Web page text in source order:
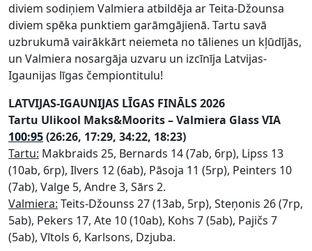
diviem sodiņiem Valmiera atbildēja ar Teita-Džounsa
diviem spēka punktiem garāmgājienā. Tartu savā
uzbrukumā vairākkārt neiemeta no tālienes un kļūdījās,
un Valmiera nosargāja uzvaru un izcīnīja Latvijas-
Igaunijas līgas čempiontitulu!
LATVIJAS-IGAUNIJAS LĪGAS FINĀLS 2026
Tartu Ulikool Maks&Moorits – Valmiera Glass VIA
100:95(26:26, 17:29, 34:22, 18:23)
Tartu: Makbraids 25, Bernards 14 (7ab, 6rp), Lipss 13
(10ab, 6rp), Ilvers 12 (6ab), Pāsoja 11 (5rp), Peinters 10
(7ab), Valge 5, Andre 3, Sārs 2.
Valmiera: Teits-Džounss 27 (13ab, 5rp), Steņonis 26 (7rp,
5ab), Pekers 17, Ate 10 (10ab), Kohs 7 (5ab), Pajičs 7
(5ab), Vītols 6, Karlsons, Dzjuba.